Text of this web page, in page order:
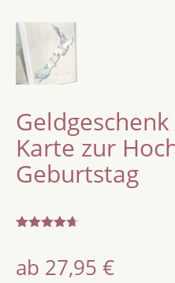
Karte zur
Geburtstag
von 5,
basierend
ab 27,95 €